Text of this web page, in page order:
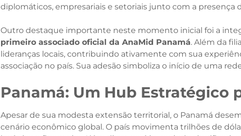
diplomáticos, empresariais e setoriais junto com a presença
Outro destaque importante neste momento inicial foi a
primeiro associado oficial da AnaMid Panamá. Além da
lideranças locais, contribuindo ativamente com sua
associação no país. Sua adesão simboliza o início de uma
Panamá: Um Hub Estratégico
Apesar de sua modesta extensão territorial, o Panamá
cenário econômico global. O país movimenta trilhões de